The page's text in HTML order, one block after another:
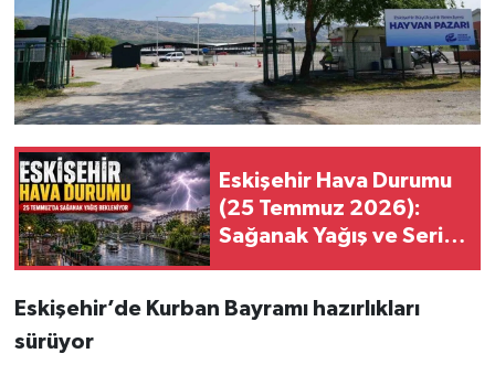
Eskişehir Hava Durumu
(25 Temmuz 2026):
Sağanak Yağış ve Serin
Eskişehir’de Kurban Bayramı hazırlıkları
sürüyor